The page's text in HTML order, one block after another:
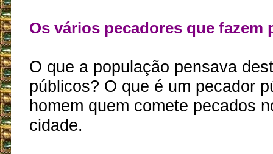
Os vários pecadores que fazem
O que a população pensava
públicos? O que é um pecador
homem quem comete pecados
cidade.